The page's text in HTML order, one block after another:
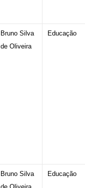
Bruno Silva
de Oliveira
Educação
Bruno Silva
Educação